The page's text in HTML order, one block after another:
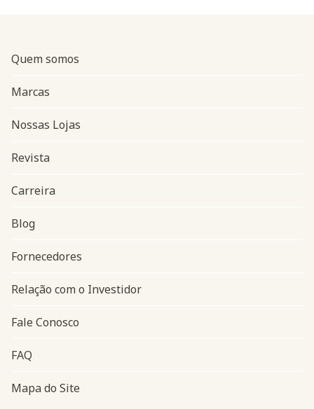
Navegação do rodapé
Quem somos
Marcas
Nossas Lojas
Revista
Carreira
Blog
Fornecedores
Relação com o Investidor
Fale Conosco
FAQ
Mapa do Site